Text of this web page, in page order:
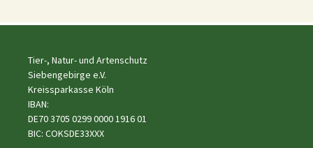
Tier-, Natur- und Artenschutz
Siebengebirge e.V.
Kreissparkasse Köln
IBAN:
DE70 3705 0299 0000 1916 01
BIC: COKSDE33XXX